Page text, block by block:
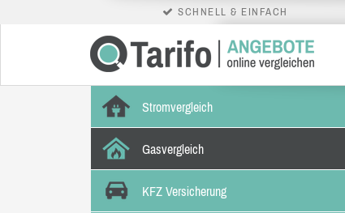
SCHNELL & EINFACH
Stromvergleich
Gasvergleich
KFZ Versicherung